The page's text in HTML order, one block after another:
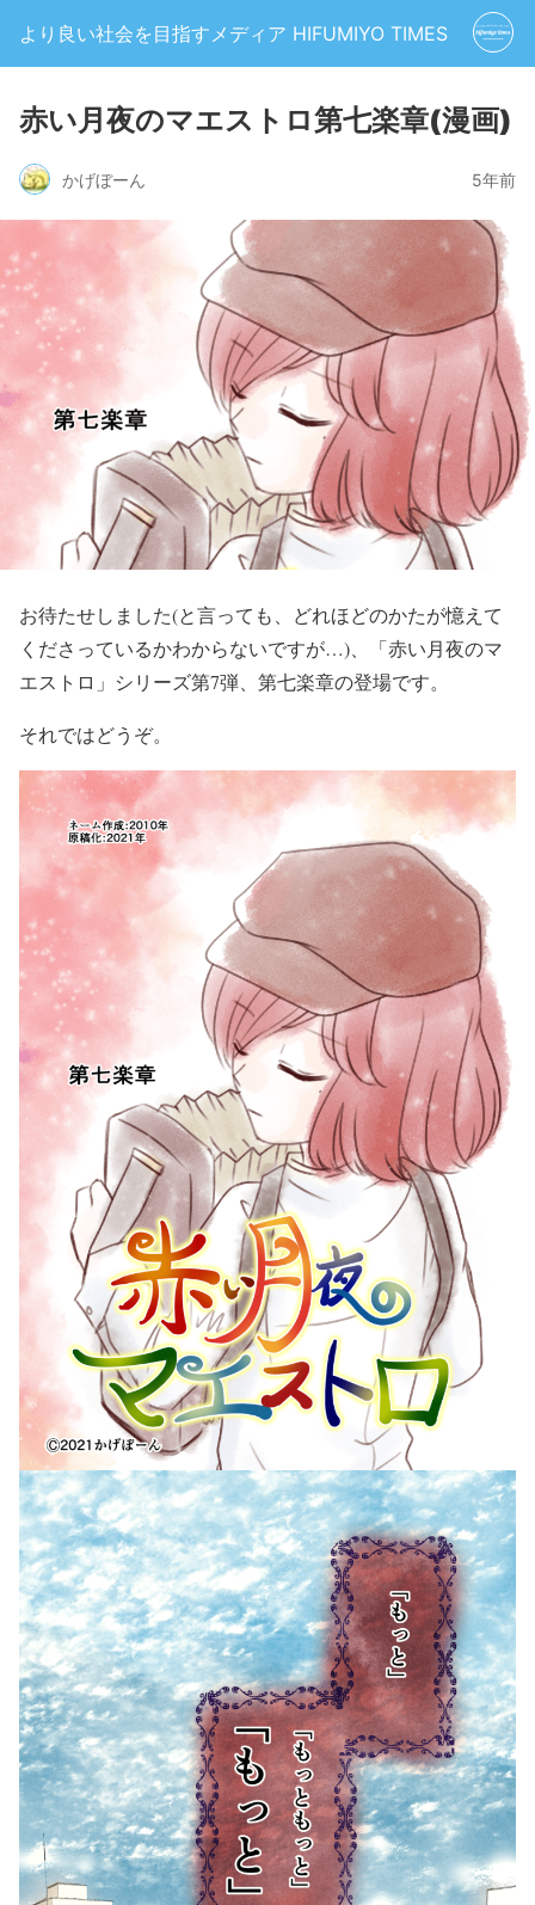
より良い社会を目指すメディア HIFUMIYO TIMES
赤い月夜のマエストロ第七楽章(漫画)
かげぼーん 5年前
お待たせしました(と言っても、どれほどのかたが憶えて
くださっているかわからないですが…)、「赤い月夜のマ
エストロ」シリーズ第7弾、第七楽章の登場です。
それではどうぞ。